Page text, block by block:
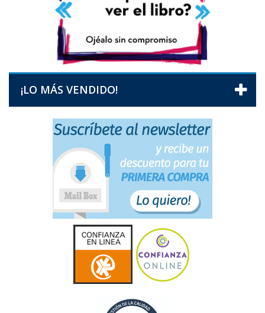
¡LO MÁS VENDIDO!